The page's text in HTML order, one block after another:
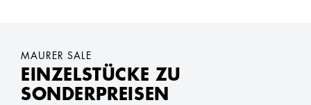
MAURER SALE
EINZELSTÜCKE ZU
SONDERPREISEN